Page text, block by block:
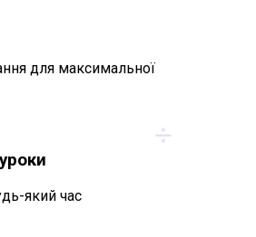
÷
для максимальної
який час